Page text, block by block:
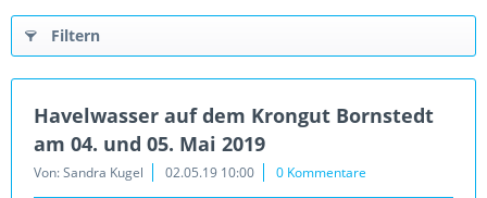
Filtern
Havelwasser auf dem Krongut Bornstedt
am 04. und 05. Mai 2019
Von: Sandra Kugel 02.05.19 10:00 0 Kommentare